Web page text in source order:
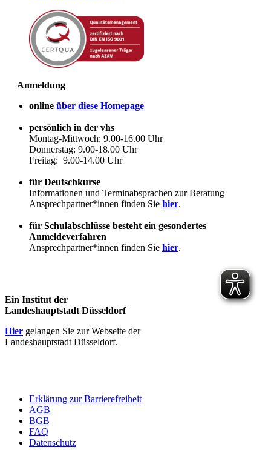
Anmeldung
online über diese Homepage
persönlich in der vhs
Montag-Mittwoch: 9.00-16.00 Uhr
Donnerstag: 9.00-18.00 Uhr
Freitag: 9.00-14.00 Uhr
für Deutschkurse
Informationen und Terminabsprachen zur Beratung
Ansprechpartner*innen finden Sie hier.
für Schulabschlüsse besteht ein gesondertes
Anmeldeverfahren
Ansprechpartner*innen finden Sie hier.
Ein Institut der
Landeshauptstadt Düsseldorf
Hier gelangen Sie zur Webseite der
Landeshauptstadt Düsseldorf.
Erklärung zur Barrierefreiheit
AGB
BGB
FAQ
Datenschutz